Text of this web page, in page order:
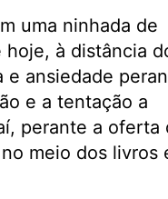
uma ninhada de
à distância
ansiedade
e a tentação a
perante a oferta
meio dos livros